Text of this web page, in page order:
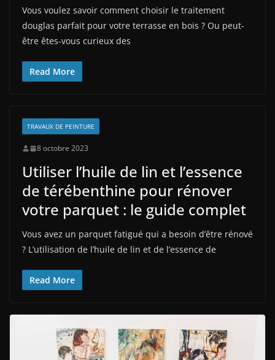
Vous voulez savoir comment choisir le traitement
douglas parfait pour votre terrasse en bois ? Ou peut-
être êtes-vous curieux des
Read More
TRAVAUX DE PEINTURE
8 octobre 2023
Utiliser l’huile de lin et l’essence
de térébenthine pour rénover
votre parquet : le guide complet
Vous avez un parquet fatigué qui a besoin d’être rénové
? L’utilisation de l’huile de lin et de l’essence de
Read More